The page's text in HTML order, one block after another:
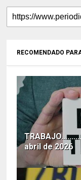
RECOMENDADO
abril de 2026